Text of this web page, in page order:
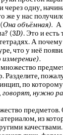
через одну,
же у нас
Она объёмная). А
(3D). Это и есть
А
что у неё
.
Разделите,
по
нужно
предметов.
из